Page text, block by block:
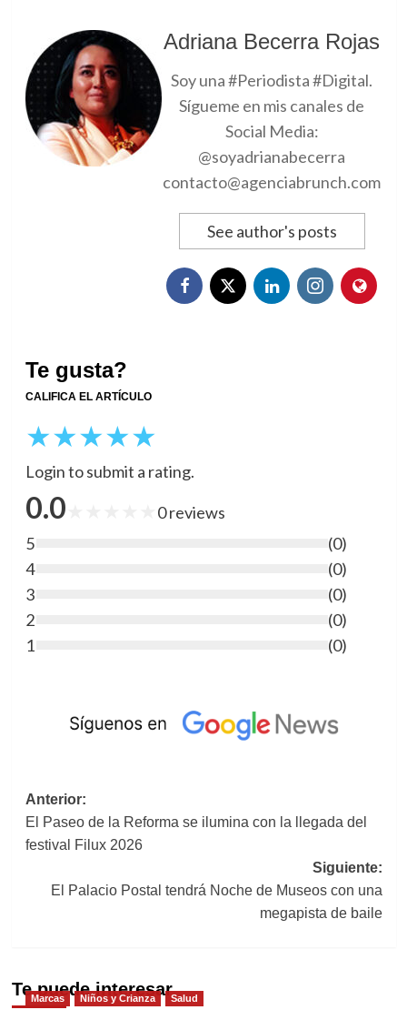
Adriana Becerra Rojas
Soy una #Periodista #Digital.
Sígueme en mis canales de
Social Media:
@soyadrianabecerra
contacto@agenciabrunch.com
See author's posts
Te gusta?
CALIFICA EL ARTÍCULO
★★★★★
Login to submit a rating.
0.0 0 reviews
5
(0)
4
(0)
3
(0)
2
(0)
1
(0)
Navegación
de
Anterior:
El Paseo de la Reforma se ilumina con la llegada del
festival Filux 2026
Siguiente:
El Palacio Postal tendrá Noche de Museos con una
megapista de baile
Te puede interesar
Marcas Niños y Crianza Salud